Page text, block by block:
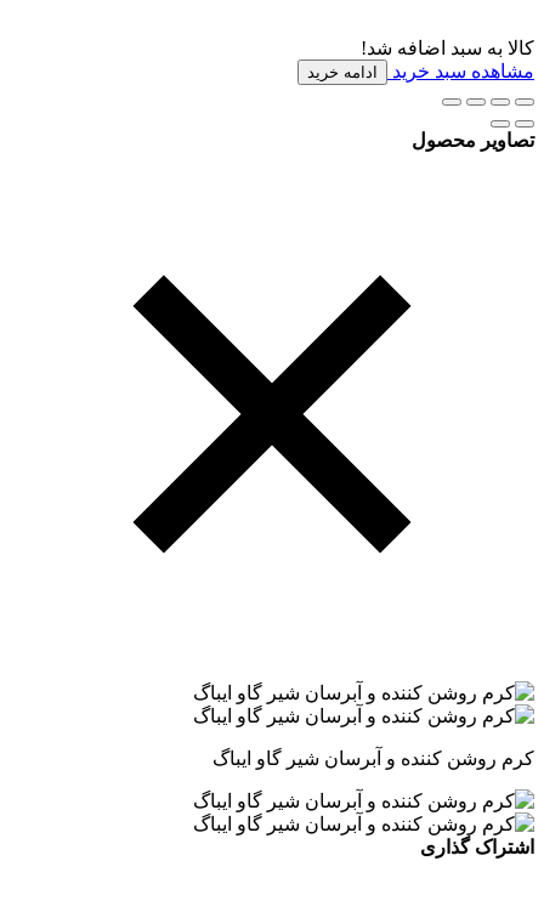
کالا به سبد اضافه شد!
مشاهده سبد خرید
ادامه خرید
تصاویر محصول
کرم روشن کننده و آبرسان شیر گاو ایباگ
اشتراک گذاری